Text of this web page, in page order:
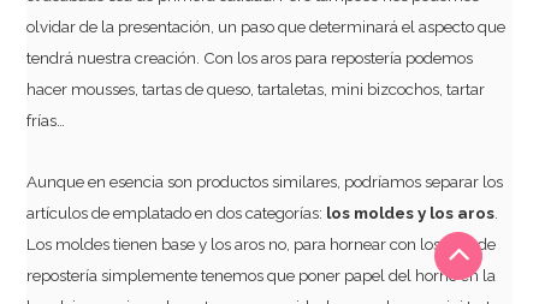
olvidar de la presentación, un paso que determinará el aspecto que
tendrá nuestra creación. Con los aros para repostería podemos
hacer mousses, tartas de queso, tartaletas, mini bizcochos, tartar
frías…
Aunque en esencia son productos similares, podríamos separar los
artículos de emplatado en dos categorías: los moldes y los aros
Los moldes tienen base y los aros no, para hornear con los aros de
repostería simplemente tenemos que poner papel del horno en la